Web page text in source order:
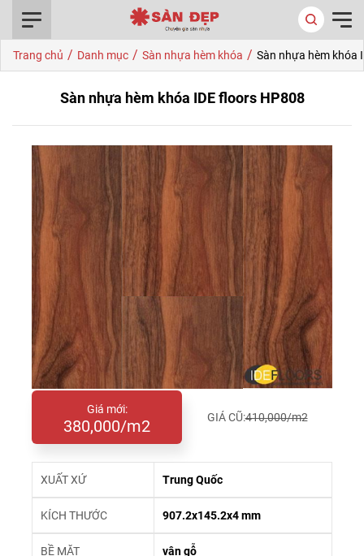
Trang chủ / Danh mục / Sàn nhựa hèm khóa / Sàn nhựa hèm khóa
Sàn nhựa hèm khóa IDE floors HP808
Giá mới:
380,000/m2 GIÁ CŨ:410,000/m2
XUẤT XỨ Trung Quốc
KÍCH THƯỚC 907.2x145.2x4 mm
BỀ MẶT vân gỗ